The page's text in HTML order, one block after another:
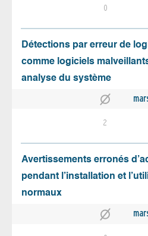
0
Détections par erreur de
comme logiciels
analyse du système
2
Avertissements erronés
pendant l’installation et
normaux